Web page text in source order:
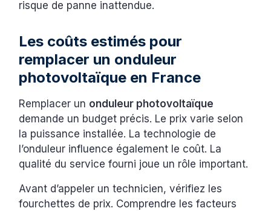
risque de panne inattendue.
Les coûts estimés pour
remplacer un onduleur
photovoltaïque en France
Remplacer un onduleur photovoltaïque
demande un budget précis. Le prix varie selon
la puissance installée. La technologie de
l’onduleur influence également le coût. La
qualité du service fourni joue un rôle important.
Avant d’appeler un technicien, vérifiez les
fourchettes de prix. Comprendre les facteurs